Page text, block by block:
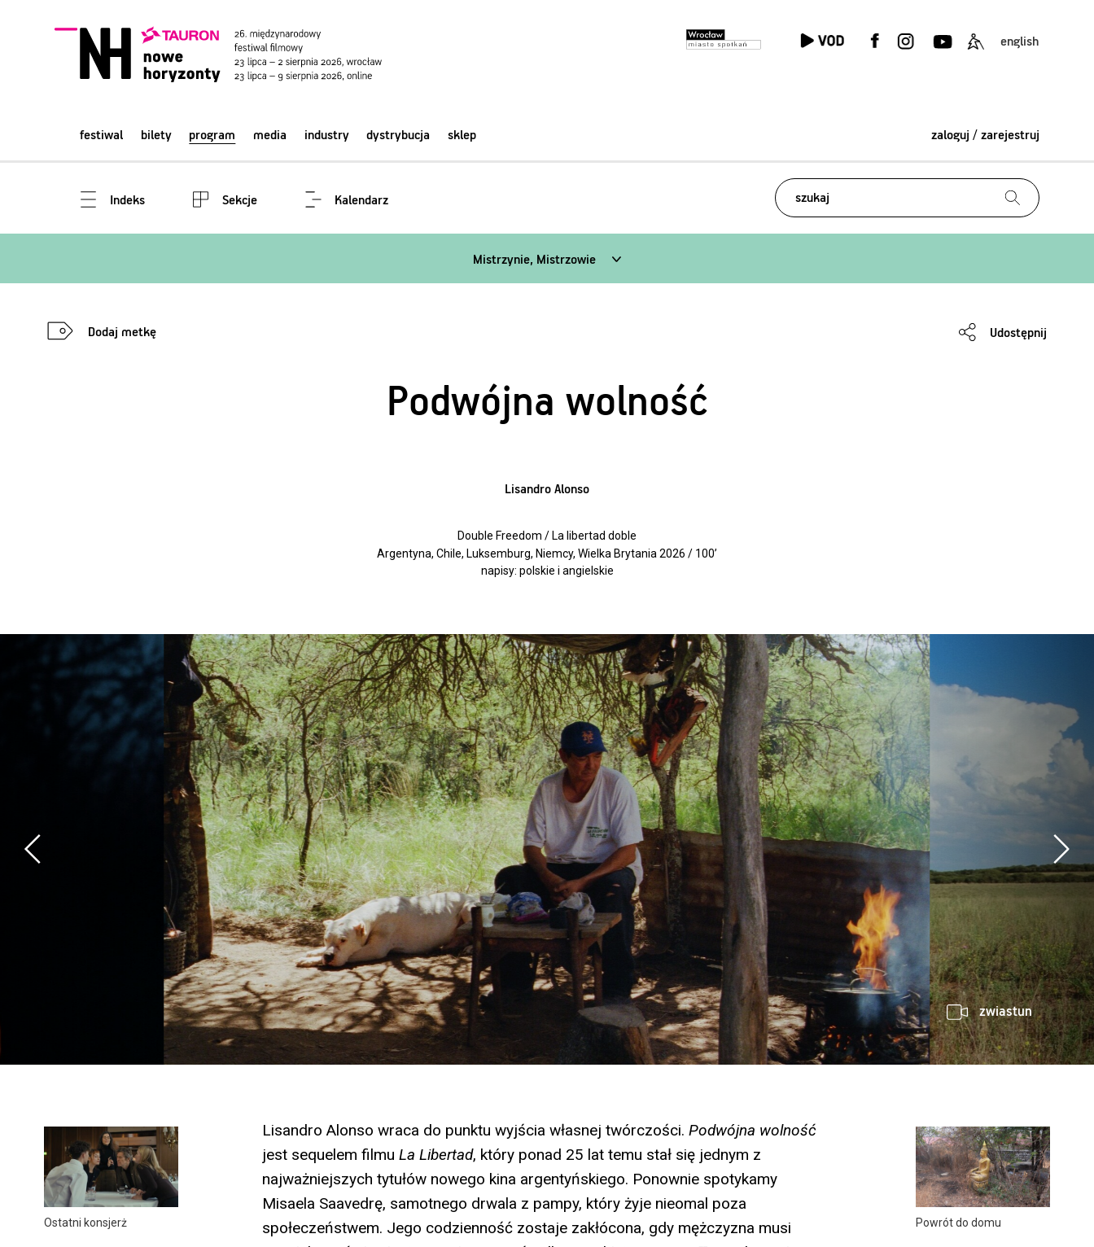
english
festiwal bilety program media industry dystrybucja sklep zaloguj / zarejestruj
Indeks Sekcje Kalendarz
Mistrzynie, Mistrzowie
Dodaj metkę Udostępnij
Podwójna wolność
Lisandro Alonso
Double Freedom / La libertad doble
Argentyna, Chile, Luksemburg, Niemcy, Wielka Brytania 2026 / 100’
napisy: polskie i angielskie
zwiastun
Ostatni konsjerż Powrót do domu
Lisandro Alonso wraca do punktu wyjścia własnej twórczości. Podwójna wolność
jest sequelem filmu La Libertad, który ponad 25 lat temu stał się jednym z
najważniejszych tytułów nowego kina argentyńskiego. Ponownie spotykamy
Misaela Saavedrę, samotnego drwala z pampy, który żyje nieomal poza
społeczeństwem. Jego codzienność zostaje zakłócona, gdy mężczyzna musi